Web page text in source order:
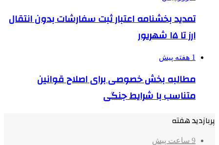
تمدید بخشنامه اعتبار ثبت سفارشات بدون انتقال
ارز تا ۱۵ شهریور
1 هفته پیش
مطالبه بخش خصوصی برای اصلاح قوانین
متناسب با شرایط جنگی
پربازدید هفته
9 ساعت پیش